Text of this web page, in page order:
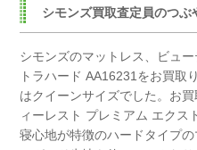
シモンズ買取査定員のつぶ
シモンズのマットレス、ビュ
トラハード AA16231をお買取
はクイーンサイズでした。 お
ィーレスト プレミアム エクス
寝心地が特徴のハードタイプ